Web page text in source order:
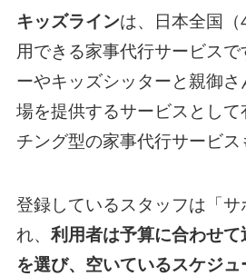
キッズラインは、日本全国（
用できる家事代行サービスで
ーやキッズシッターと親御
場を提供するサービスとして
チング型の家事代行サービス
登録しているスタッフは「
れ、 利用者は予算に合わせ
を選び、空いているスケジ